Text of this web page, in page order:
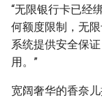
“无限银行卡已经
何额度限制，无
系统提供安全保
用。”
宽阔奢华的香奈